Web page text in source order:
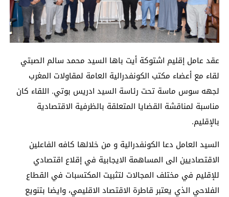
عقد عامل إقليم اشتوكة أيت باها السيد محمد سالم الصبتي
لقاء مع أعضاء مكتب الكونفدرالية العامة لمقاولات المغرب
لجهه سوس ماسة تحت رئاسة السيد ادريس بوتي. اللقاء كان
مناسبة لمناقشة القضايا المتعلقة بالظرفية الاقتصادية
بالإقليم.
السيد العامل دعا الكونفدرالية و من خلالها كافه الفاعلين
الاقتصاديين الى المساهمة الايجابية في إقلاع اقتصادي
للإقليم في مختلف المجالات لتثبيت المكتسبات في القطاع
الفلاحي الذي يعتبر قاطرة الاقتصاد الاقليمي، وايضا بتنويع